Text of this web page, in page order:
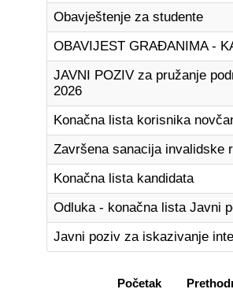
Obavještenje za studente
OBAVIJEST GRAĐANIMA -
JAVNI POZIV za pružanje
2026
Konačna lista korisnika
Završena sanacija invalidske
Konačna lista kandidata
Odluka - konačna lista Javni
Javni poziv za iskazivanje
Početak